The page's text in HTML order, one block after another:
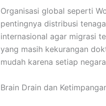
Organisasi global seperti
pentingnya distribusi
internasional agar migrasi
yang masih kekurangan
mudah karena setiap
Brain Drain dan